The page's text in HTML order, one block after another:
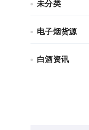
未分类
电子烟货源
白酒资讯